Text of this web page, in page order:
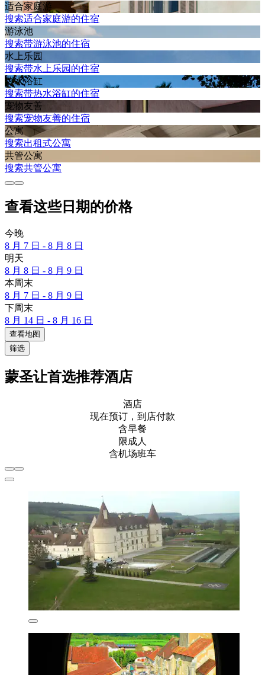
适合家庭游
搜索适合家庭游的住宿
游泳池
搜索带游泳池的住宿
水上乐园
搜索带水上乐园的住宿
热水浴缸
搜索带热水浴缸的住宿
宠物友善
搜索宠物友善的住宿
公寓
搜索出租式公寓
共管公寓
搜索共管公寓
查看这些日期的价格
今晚
8 月 7 日 - 8 月 8 日
明天
8 月 8 日 - 8 月 9 日
本周末
8 月 7 日 - 8 月 9 日
下周末
8 月 14 日 - 8 月 16 日
查看地图
筛选
蒙圣让首选推荐酒店
酒店
现在预订，到店付款
含早餐
限成人
含机场班车